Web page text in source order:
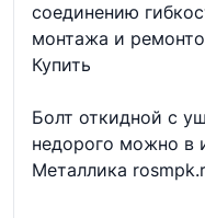
соединению
монтажа и
Купить
Болт откидной с
недорого можно в
Металлика